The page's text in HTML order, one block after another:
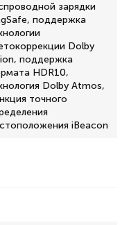
зарядки
поддержка
Dolby
поддержка
HDR10,
Dolby Atmos,
точного
iBeacon